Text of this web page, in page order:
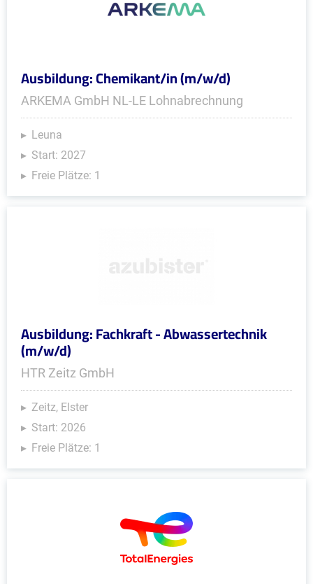
Ausbildung: Chemikant/in (m/w/d)
ARKEMA GmbH NL-LE Lohnabrechnung
Leuna
Start: 2027
Freie Plätze: 1
Ausbildung: Fachkraft - Abwassertechnik
(m/w/d)
HTR Zeitz GmbH
Zeitz, Elster
Start: 2026
Freie Plätze: 1